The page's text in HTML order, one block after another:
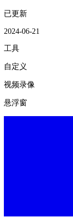
已更新
2024-06-21
工具
自定义
视频录像
悬浮窗